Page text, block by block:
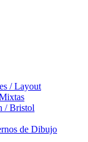
/ Layout
/ Bristol
de Dibujo